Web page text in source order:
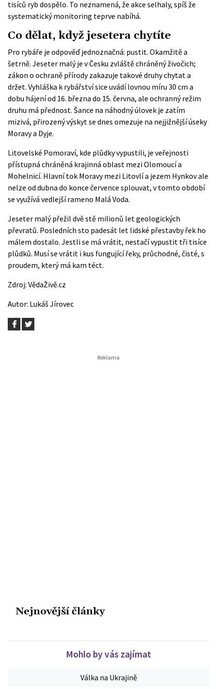
tisíců ryb dospělo. To neznamená, že akce selhaly, spíš že
systematický monitoring teprve nabíhá.
Co dělat, když jesetera chytíte
Pro rybáře je odpověď jednoznačná: pustit. Okamžitě a
šetrně. Jeseter malý je v Česku zvláště chráněný živočich;
zákon o ochraně přírody zakazuje takové druhy chytat a
držet. Vyhláška k rybářství sice uvádí lovnou míru 30 cm a
dobu hájení od 16. března do 15. června, ale ochranný režim
druhu má přednost. Šance na náhodný úlovek je zatím
mizivá, přirozený výskyt se dnes omezuje na nejjižnější úseky
Moravy a Dyje.
Litovelské Pomoraví, kde plůdky vypustili, je veřejnosti
přístupná chráněná krajinná oblast mezi Olomoucí a
Mohelnicí. Hlavní tok Moravy mezi Litovlí a jezem Hynkov ale
nelze od dubna do konce července splouvat, v tomto období
se využívá vedlejší rameno Malá Voda.
Jeseter malý přežil dvě stě milionů let geologických
převratů. Posledních sto padesát let lidské přestavby řek ho
málem dostalo. Jestli se má vrátit, nestačí vypustit tři tisíce
plůdků. Musí se vrátit i kus fungující řeky, průchodné, čisté, s
proudem, který má kam téct.
Zdroj: VědaŽivě.cz
Autor: Lukáš Jírovec
Nejnovější články
Mohlo by vás zajímat
Válka na Ukrajině